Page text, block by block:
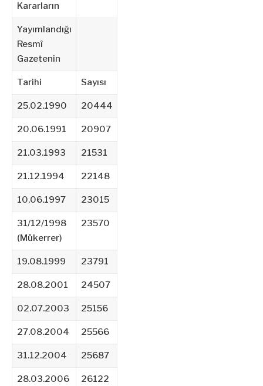
Kararların
Yayımlandığı
Resmî
Gazetenin
Tarihi Sayısı
25.02.1990 20444
20.06.1991 20907
21.03.1993 21531
21.12.1994 22148
10.06.1997 23015
31/12/1998
(Mükerrer)
23570
19.08.1999 23791
28.08.2001 24507
02.07.2003 25156
27.08.2004 25566
31.12.2004 25687
28.03.2006 26122